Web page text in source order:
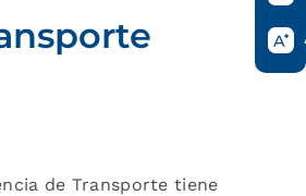
de Transporte tiene